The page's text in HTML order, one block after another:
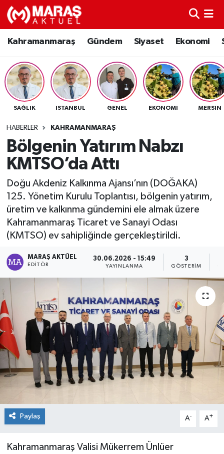
Kahramanmaraş Gündem Siyaset Ekonomi
SAĞLIK ISTANBUL GENEL EKONOMI MERSIN
HABERLER KAHRAMANMARAŞ
Bölgenin Yatırım Nabzı
KMTSO’da Attı
Doğu Akdeniz Kalkınma Ajansı’nın (DOĞAKA)
125. Yönetim Kurulu Toplantısı, bölgenin yatırım,
üretim ve kalkınma gündemini ele almak üzere
Kahramanmaraş Ticaret ve Sanayi Odası
(KMTSO) ev sahipliğinde gerçekleştirildi.
MARAŞ AKTÜEL
EDITÖR
30.06.2026 - 15:49
YAYINLANMA
3
GÖSTERIM
Paylaş A- A+
Kahramanmaraş Valisi Mükerrem Ünlüer
Kahramanmaraş
Gündem
Siyaset
Spor
Sağlık
Teknoloji
Dünya
Kültür Sanat
Nöbetçi Eczaneler
Hava Durumu
Namaz Vakitleri
TFF 3.Lig 4.Grup Puan Durumu ve Fikstür
Tüm Manşetler
Son Dakika Haberleri